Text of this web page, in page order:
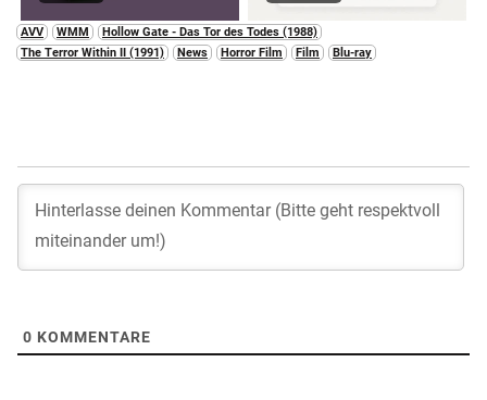
AVV WMM
Hollow Gate - Das Tor des Todes (1988)
The Terror Within II (1991)
News Horror Film Film Blu-ray
0 KOMMENTARE